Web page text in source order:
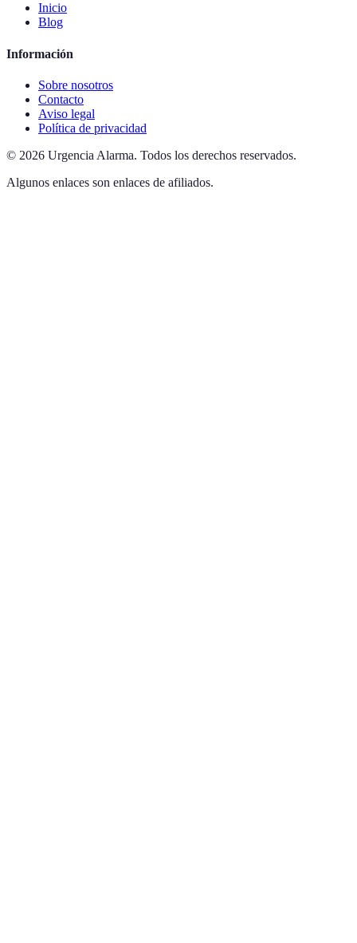
Inicio
Blog
Información
Sobre nosotros
Contacto
Aviso legal
Política de privacidad
© 2026 Urgencia Alarma. Todos los derechos reservados.
Algunos enlaces son enlaces de afiliados.